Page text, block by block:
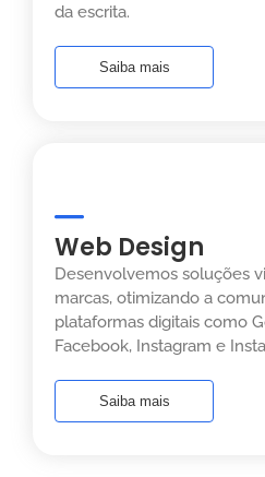
da escrita.
Saiba mais
Web Design
Desenvolvemos soluções
marcas, otimizando a
plataformas digitais como
Facebook, Instagram e
Saiba mais